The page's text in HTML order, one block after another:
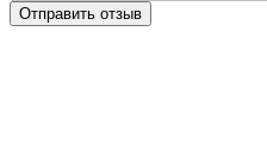
Отправить отзыв